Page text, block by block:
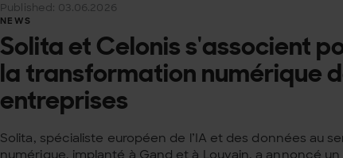
Published: 03.06.2026
NEWS
Solita et Celonis s'associent
la transformation numérique
entreprises
Solita, spécialiste européen de l’IA et des données au
numérique, implanté à Gand et à Louvain, a annoncé